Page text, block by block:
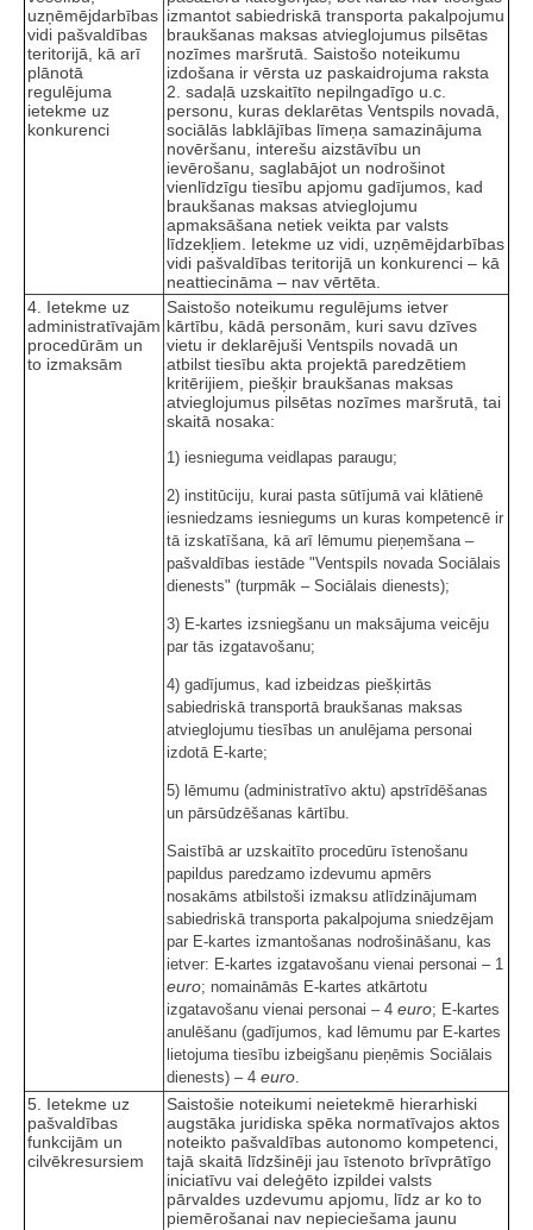
uzņēmējdarbības
vidi pašvaldības
teritorijā, kā arī
plānotā
regulējuma
ietekme uz
konkurenci
izmantot sabiedriskā transporta pakalpojumu
braukšanas maksas atvieglojumus pilsētas
nozīmes maršrutā. Saistošo noteikumu
izdošana ir vērsta uz paskaidrojuma raksta
2. sadaļā uzskaitīto nepilngadīgo u.c.
personu, kuras deklarētas Ventspils novadā,
sociālās labklājības līmeņa samazinājuma
novēršanu, interešu aizstāvību un
ievērošanu, saglabājot un nodrošinot
vienlīdzīgu tiesību apjomu gadījumos, kad
braukšanas maksas atvieglojumu
apmaksāšana netiek veikta par valsts
līdzekļiem. Ietekme uz vidi, uzņēmējdarbības
vidi pašvaldības teritorijā un konkurenci – kā
neattiecināma – nav vērtēta.
4. Ietekme uz
administratīvajām
procedūrām un
to izmaksām
Saistošo noteikumu regulējums ietver
kārtību, kādā personām, kuri savu dzīves
vietu ir deklarējuši Ventspils novadā un
atbilst tiesību akta projektā paredzētiem
kritērijiem, piešķir braukšanas maksas
atvieglojumus pilsētas nozīmes maršrutā, tai
skaitā nosaka:
1) iesnieguma veidlapas paraugu;
2) institūciju, kurai pasta sūtījumā vai klātienē
iesniedzams iesniegums un kuras kompetencē ir
tā izskatīšana, kā arī lēmumu pieņemšana –
pašvaldības iestāde "Ventspils novada Sociālais
dienests" (turpmāk – Sociālais dienests);
3) E-kartes izsniegšanu un maksājuma veicēju
par tās izgatavošanu;
4) gadījumus, kad izbeidzas piešķirtās
sabiedriskā transportā braukšanas maksas
atvieglojumu tiesības un anulējama personai
izdotā E-karte;
5) lēmumu (administratīvo aktu) apstrīdēšanas
un pārsūdzēšanas kārtību.
Saistībā ar uzskaitīto procedūru īstenošanu
papildus paredzamo izdevumu apmērs
nosakāms atbilstoši izmaksu atlīdzinājumam
sabiedriskā transporta pakalpojuma sniedzējam
par E-kartes izmantošanas nodrošināšanu, kas
ietver: E-kartes izgatavošanu vienai personai – 1
euro; nomaināmās E-kartes atkārtotu
izgatavošanu vienai personai – 4 euro; E-kartes
anulēšanu (gadījumos, kad lēmumu par E-kartes
lietojuma tiesību izbeigšanu pieņēmis Sociālais
dienests) – 4 euro.
5. Ietekme uz
pašvaldības
funkcijām un
cilvēkresursiem
Saistošie noteikumi neietekmē hierarhiski
augstāka juridiska spēka normatīvajos aktos
noteikto pašvaldības autonomo kompetenci,
tajā skaitā līdzšinēji jau īstenoto brīvprātīgo
iniciatīvu vai deleģēto izpildei valsts
pārvaldes uzdevumu apjomu, līdz ar ko to
piemērošanai nav nepieciešama jaunu